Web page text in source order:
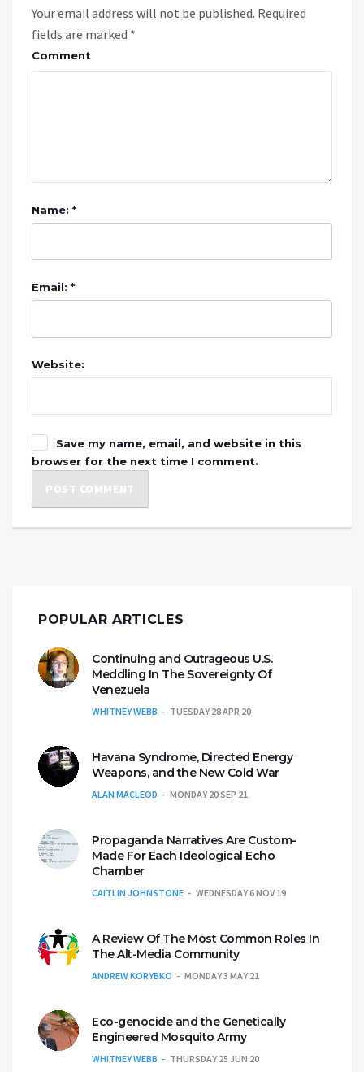
Your email address will not be published. Required
fields are marked *
Comment
Name: *
Email: *
Website:
Save my name, email, and website in this
browser for the next time I comment.
POPULAR ARTICLES
Continuing and Outrageous U.S.
Meddling In The Sovereignty Of
Venezuela
WHITNEY WEBB TUESDAY 28 APR 20
Havana Syndrome, Directed Energy
Weapons, and the New Cold War
ALAN MACLEOD MONDAY 20 SEP 21
Propaganda Narratives Are Custom-
Made For Each Ideological Echo
Chamber
CAITLIN JOHNSTONE WEDNESDAY 6 NOV 19
A Review Of The Most Common Roles In
The Alt-Media Community
ANDREW KORYBKO MONDAY 3 MAY 21
Eco-genocide and the Genetically
Engineered Mosquito Army
WHITNEY WEBB THURSDAY 25 JUN 20